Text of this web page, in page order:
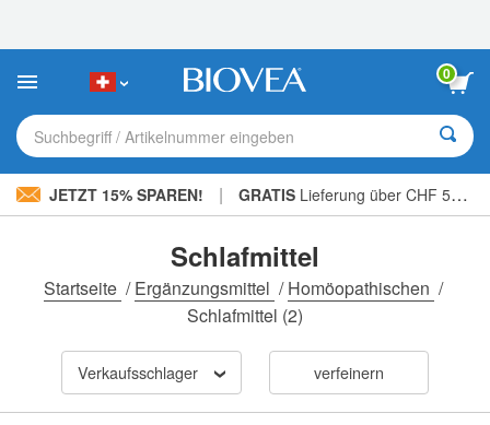
Sie:
Website
ein
Barrierefreiheitssystem.
0
Suchbegriff / Artikelnummer eingeben
JETZT 15% SPAREN! | GRATIS Lieferung über CHF 56.00 »
Schlafmittel
Startseite /Ergänzungsmittel /Homöopathischen /
Schlafmittel (2)
Verkaufsschlager verfeinern